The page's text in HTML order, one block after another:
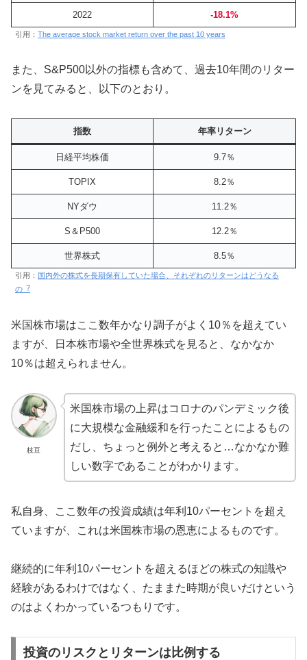
2022 -18.1%
引用： The average stock market return over the past 10 years
また、S&P500以外の指標も含めて、過去10年間のリター
ンを見てみると、以下のとおり。
指数 年率リターン
日経平均株価 9.7％
TOPIX 8.2％
NYダウ 11.2％
S＆P500 12.2％
世界株式 8.5％
引用： 国内外の株式を⻑期保有していた場合、 それぞれのリターンはどうなる
の︖
米国株市場はここ数年かなり調子がよく10％を超えてい
ますが、日本株市場や全世界株式を見ると、なかなか
10％は超えられません。
枝豆
米国株市場の上昇はコロナのパンデミック後
に大規模な金融緩和を行ったことによるもの
だし、ちょっと例外と考えると…なかなか難
しい数字であることがわかります。
私自身、ここ数年の投資成績は年利10パーセントを超え
ていますが、これは米国株市場の恩恵によるものです。
継続的に年利10パーセントを超えるほどの株式の知識や
経験があるわけではなく、たままた時期が良いだけという
のはよくわかっているつもりです。
投資のリスクとリターンは比例する